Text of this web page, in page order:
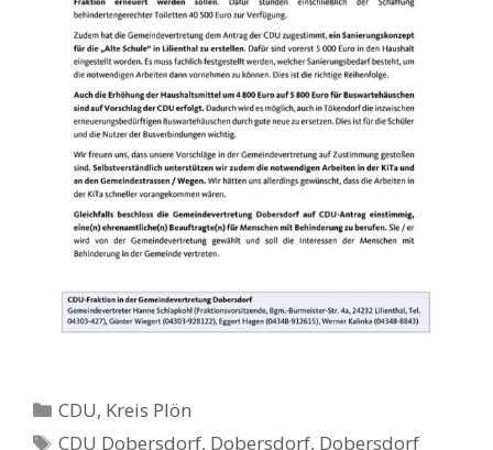
Kategorien
CDU, Kreis Plön
Schlagwörter
CDU Dobersdorf, Dobersdorf, Dobersdorf